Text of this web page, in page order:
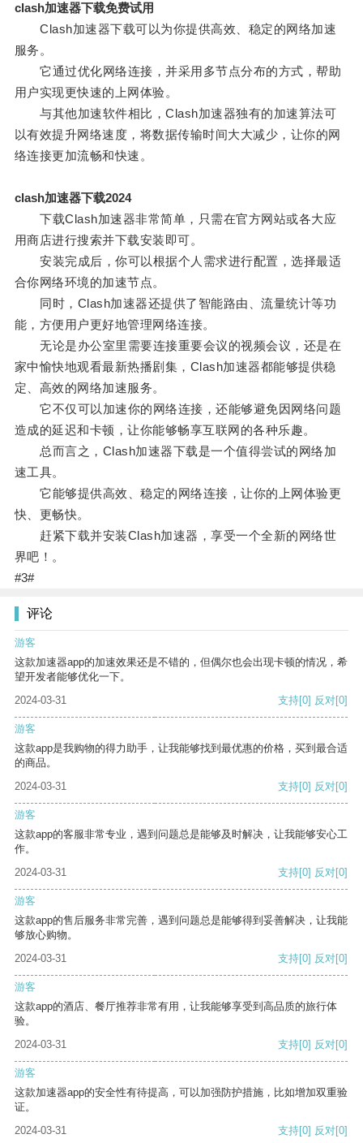
clash加速器下载免费试用
Clash加速器下载可以为你提供高效、稳定的网络加速
服务。
它通过优化网络连接，并采用多节点分布的方式，帮助
用户实现更快速的上网体验。
与其他加速软件相比，Clash加速器独有的加速算法可
以有效提升网络速度，将数据传输时间大大减少，让你的网
络连接更加流畅和快速。
clash加速器下载2024
下载Clash加速器非常简单，只需在官方网站或各大应
用商店进行搜索并下载安装即可。
安装完成后，你可以根据个人需求进行配置，选择最适
合你网络环境的加速节点。
同时，Clash加速器还提供了智能路由、流量统计等功
能，方便用户更好地管理网络连接。
无论是办公室里需要连接重要会议的视频会议，还是在
家中愉快地观看最新热播剧集，Clash加速器都能够提供稳
定、高效的网络加速服务。
它不仅可以加速你的网络连接，还能够避免因网络问题
造成的延迟和卡顿，让你能够畅享互联网的各种乐趣。
总而言之，Clash加速器下载是一个值得尝试的网络加
速工具。
它能够提供高效、稳定的网络连接，让你的上网体验更
快、更畅快。
赶紧下载并安装Clash加速器，享受一个全新的网络世
界吧！。
#3#
评论
游客
这款加速器app的加速效果还是不错的，但偶尔也会出现卡顿的情况，希
望开发者能够优化一下。
2024-03-31
支持[0] 反对[0]
游客
这款app是我购物的得力助手，让我能够找到最优惠的价格，买到最合适
的商品。
2024-03-31
支持[0] 反对[0]
游客
这款app的客服非常专业，遇到问题总是能够及时解决，让我能够安心工
作。
2024-03-31
支持[0] 反对[0]
游客
这款app的售后服务非常完善，遇到问题总是能够得到妥善解决，让我能
够放心购物。
2024-03-31
支持[0] 反对[0]
游客
这款app的酒店、餐厅推荐非常有用，让我能够享受到高品质的旅行体
验。
2024-03-31
支持[0] 反对[0]
游客
这款加速器app的安全性有待提高，可以加强防护措施，比如增加双重验
证。
2024-03-31
支持[0] 反对[0]